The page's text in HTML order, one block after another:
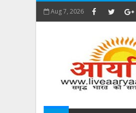
Aug 7, 2026